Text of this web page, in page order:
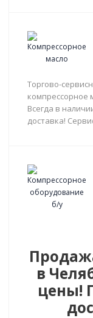
Торгово-
компрессорное
Всегда в
доставка!
в
цены!